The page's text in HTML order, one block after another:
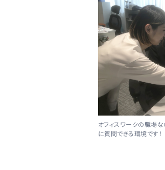
オフィスワークの職場
に質問できる環境です！